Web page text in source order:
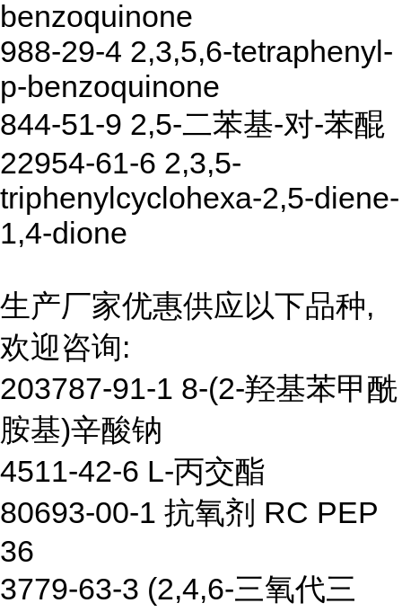
benzoquinone
988-29-4 2,3,5,6-tetraphenyl-
p-benzoquinone
844-51-9 2,5-二苯基-对-苯醌
22954-61-6 2,3,5-
triphenylcyclohexa-2,5-diene-
1,4-dione
生产厂家优惠供应以下品种,
欢迎咨询:
203787-91-1 8-(2-羟基苯甲酰
胺基)辛酸钠
4511-42-6 L-丙交酯
80693-00-1 抗氧剂 RC PEP
36
3779-63-3 (2,4,6-三氧代三